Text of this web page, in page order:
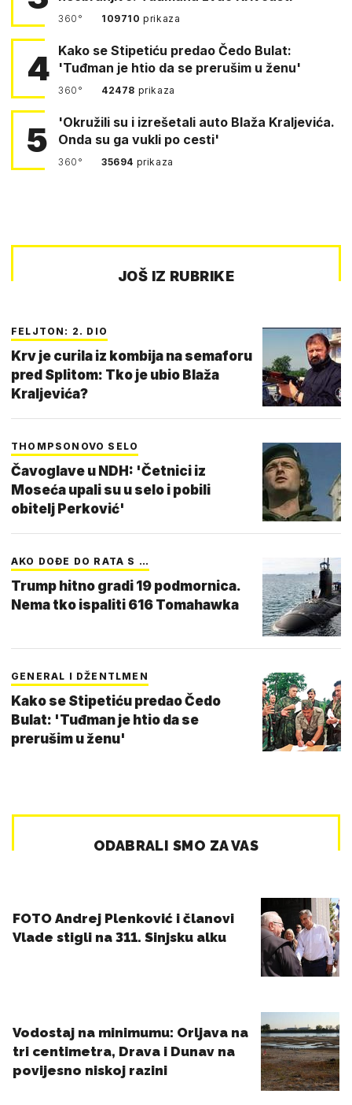
360° 109710prikaza
4 Kako se Stipetiću predao Čedo Bulat:
'Tuđman je htio da se prerušim u ženu'
360° 42478 prikaza
5
'Okružili su i izrešetali auto Blaža Kraljevića.
Onda su ga vukli po cesti'
360° 35694 prikaza
JOŠ IZ RUBRIKE
FELJTON: 2. DIO
Krv je curila iz kombija na semaforu
pred Splitom: Tko je ubio Blaža
Kraljevića?
THOMPSONOVO SELO
Čavoglave u NDH: 'Četnici iz
Moseća upali su u selo i pobili
obitelj Perković'
AKO DOĐE DO RATA S …
Trump hitno gradi 19 podmornica.
Nema tko ispaliti 616 Tomahawka
GENERAL I DŽENTLMEN
Kako se Stipetiću predao Čedo
Bulat: 'Tuđman je htio da se
prerušim u ženu'